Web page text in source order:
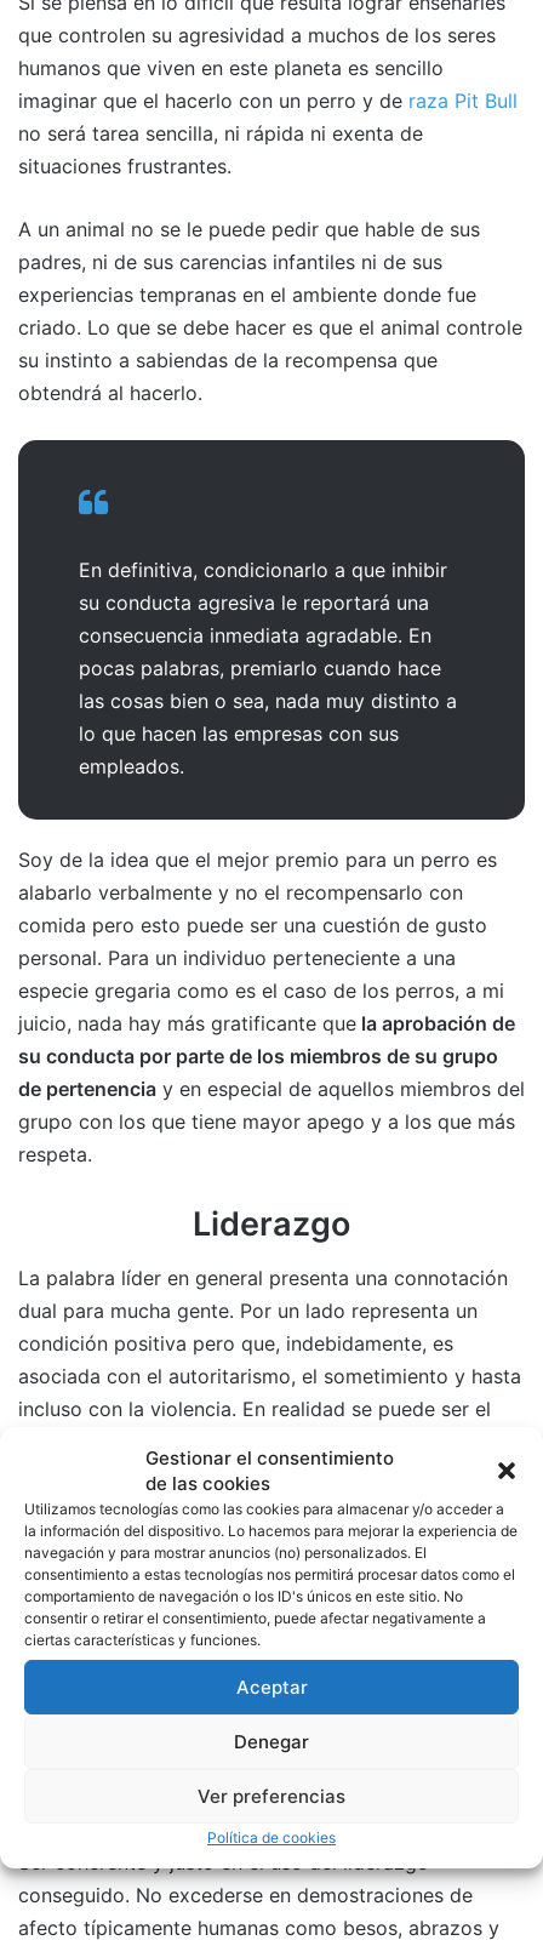
Gestionar el consentimiento
de las cookies
Utilizamos tecnologías como las cookies para almacenar y/o acceder a
la información del dispositivo. Lo hacemos para mejorar la experiencia de
navegación y para mostrar anuncios (no) personalizados. El
consentimiento a estas tecnologías nos permitirá procesar datos como el
comportamiento de navegación o los ID's únicos en este sitio. No
consentir o retirar el consentimiento, puede afectar negativamente a
ciertas características y funciones.
Aceptar
Denegar
Ver preferencias
Política de cookies
que controlen su agresividad a muchos de los seres
humanos que viven en este planeta es sencillo
imaginar que el hacerlo con un perro y de raza Pit Bull
no será tarea sencilla, ni rápida ni exenta de
situaciones frustrantes.
A un animal no se le puede pedir que hable de sus
padres, ni de sus carencias infantiles ni de sus
experiencias tempranas en el ambiente donde fue
criado. Lo que se debe hacer es que el animal controle
su instinto a sabiendas de la recompensa que
obtendrá al hacerlo.
En definitiva, condicionarlo a que inhibir
su conducta agresiva le reportará una
consecuencia inmediata agradable. En
pocas palabras, premiarlo cuando hace
las cosas bien o sea, nada muy distinto a
lo que hacen las empresas con sus
empleados.
Soy de la idea que el mejor premio para un perro es
alabarlo verbalmente y no el recompensarlo con
comida pero esto puede ser una cuestión de gusto
personal. Para un individuo perteneciente a una
especie gregaria como es el caso de los perros, a mi
juicio, nada hay más gratificante que la aprobación de
su conducta por parte de los miembros de su grupo
de pertenencia y en especial de aquellos miembros del
grupo con los que tiene mayor apego y a los que más
respeta.
Liderazgo
La palabra líder en general presenta una connotación
dual para mucha gente. Por un lado representa un
condición positiva pero que, indebidamente, es
asociada con el autoritarismo, el sometimiento y hasta
incluso con la violencia. En realidad se puede ser el
Hay cosas que se pueden hacer para generar una
posición de líder con un perro sin necesidad de ser
violento. Por ejemplo: Enseñarle ejercicios simples y
prácticos de obediencia. Intentar hablarle siempre en
un tono tranquilizador y no amenazante. Salir a
caminar con él. Nunca tolerar comportamiento de
monta, particularmente para con los niños. Decirle
Ser coherente y justo en el uso del liderazgo
conseguido. No excederse en demostraciones de
afecto típicamente humanas como besos, abrazos y